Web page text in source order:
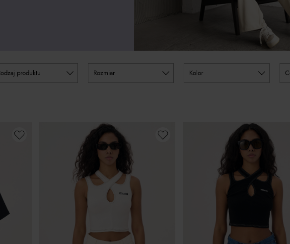
rodzaj produktu rozmiar kolor